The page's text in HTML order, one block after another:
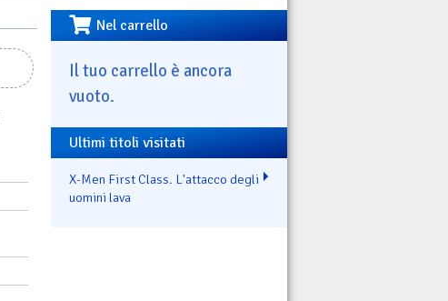
Nel carrello
Il tuo carrello è ancora
vuoto.
Ultimi titoli visitati
X-Men First Class. L'attacco degli
uomini lava